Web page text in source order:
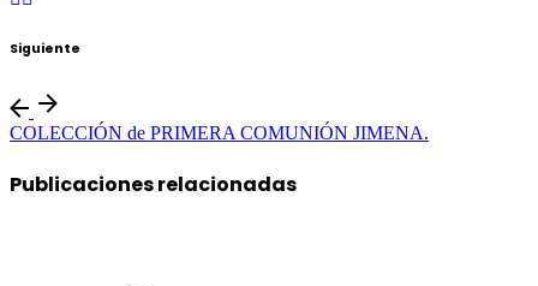
Siguiente
COLECCIÓN de PRIMERA COMUNIÓN JIMENA.
Publicaciones relacionadas